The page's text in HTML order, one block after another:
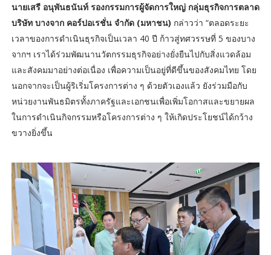
นายเสรี อนุพันธนันท์ รองกรรมการผู้จัดการใหญ่ กลุ่มธุรกิจการตลาด
บริษัท บางจาก คอร์ปอเรชั่น จำกัด (มหาชน) กล่าวว่า “ตลอดระยะ
เวลาของการดำเนินธุรกิจเป็นเวลา 40 ปี ก้าวสู่ทศวรรษที่ 5 ของบาง
จากฯ เราได้ร่วมพัฒนานวัตกรรมธุรกิจอย่างยั่งยืนไปกับสิ่งแวดล้อม
และสังคมมาอย่างต่อเนื่อง เพื่อความเป็นอยู่ที่ดีขึ้นของสังคมไทย โดย
นอกจากจะเป็นผู้ริเริ่มโครงการต่าง ๆ ด้วยตัวเองแล้ว ยังร่วมมือกับ
หน่วยงานพันธมิตรทั้งภาครัฐและเอกชนเพื่อเพิ่มโอกาสและขยายผล
ในการดำเนินกิจกรรมหรือโครงการต่าง ๆ ให้เกิดประโยชน์ได้กว้าง
ขวางยิ่งขึ้น